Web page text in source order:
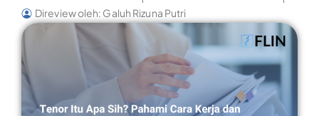
Direview oleh: Galuh Rizuna Putri